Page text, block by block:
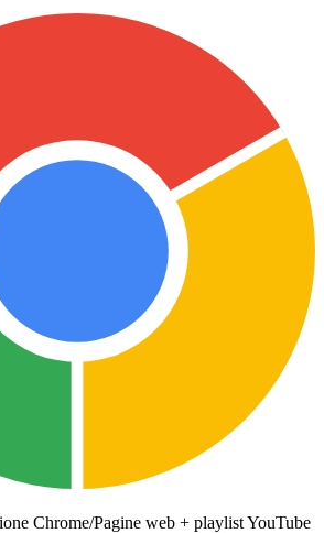
Chrome/Pagine web + playlist YouTube